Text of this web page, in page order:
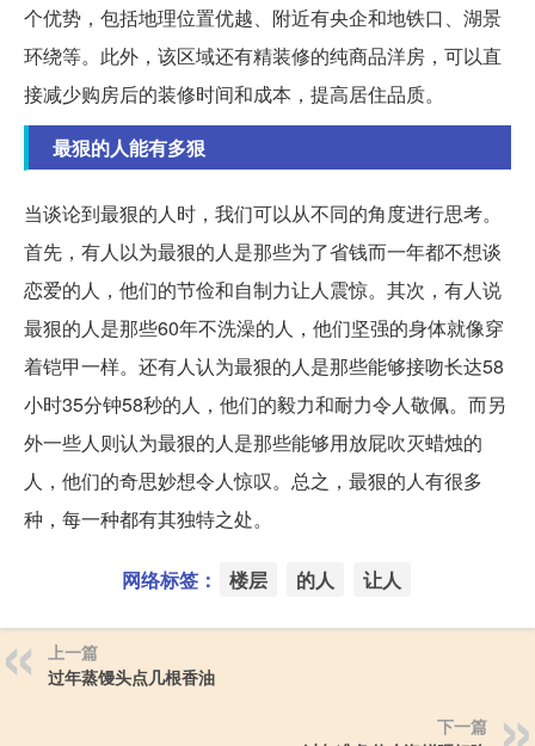
个优势，包括地理位置优越、附近有央企和地铁口、湖景
环绕等。此外，该区域还有精装修的纯商品洋房，可以直
接减少购房后的装修时间和成本，提高居住品质。
最狠的人能有多狠
当谈论到最狠的人时，我们可以从不同的角度进行思考。
首先，有人以为最狠的人是那些为了省钱而一年都不想谈
恋爱的人，他们的节俭和自制力让人震惊。其次，有人说
最狠的人是那些60年不洗澡的人，他们坚强的身体就像穿
着铠甲一样。还有人认为最狠的人是那些能够接吻长达58
小时35分钟58秒的人，他们的毅力和耐力令人敬佩。而另
外一些人则认为最狠的人是那些能够用放屁吹灭蜡烛的
人，他们的奇思妙想令人惊叹。总之，最狠的人有很多
种，每一种都有其独特之处。
网络标签： 楼层 的人 让人
上一篇
过年蒸馒头点几根香油
下一篇